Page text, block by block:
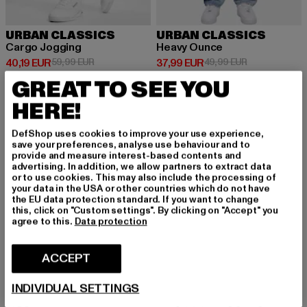
URBAN CLASSICS
Cargo Jogging
40,19 EUR
Prix courant: 40,19 EUR
59,99 EURPrix en promotion: 59,99 EUR
URBAN CLASSICS
Heavy Ounce
37,99 EUR
Prix courant: 37,99 EUR
49,99 EURPrix en
-43%
GREAT TO SEE YOU
HERE!
DefShop uses cookies to improve your use experience,
save your preferences, analyse use behaviour and to
provide and measure interest-based contents and
advertising. In addition, we allow partners to extract data
or to use cookies. This may also include the processing of
your data in the USA or other countries which do not have
the EU data protection standard. If you want to change
this, click on "Custom settings". By clicking on "Accept" you
agree to this. Data protection
ACCEPT
INDIVIDUAL SETTINGS